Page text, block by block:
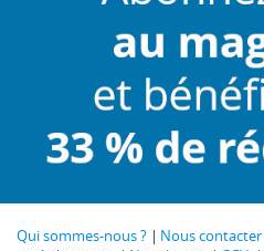
Qui sommes-nous ? Nous contacter